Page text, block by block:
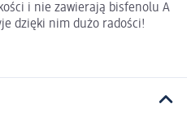
i nie zawierają bisfenolu A
dzięki nim dużo radości!